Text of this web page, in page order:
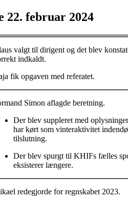
22. februar 2024
valgt til dirigent og det blev
indkaldt.
fik opgaven med referatet.
Simon aflagde beretning.
Der blev suppleret med
har kørt som vinteraktivitet
tilslutning.
Der blev spurgt til KHIFs fælles
eksisterer længere.
redegjorde for regnskabet 2023.